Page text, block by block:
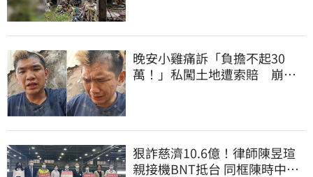
晚安小雞痛訴「負擔不起30
萬！」私闖土地遭索賠 崩
狠詐慈濟10.6億！律師陳昱瑄
親接機BNT抵台 同框陳時中、